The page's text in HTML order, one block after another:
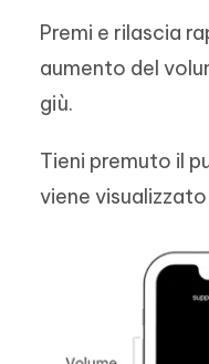
Premi e rilascia
aumento del
giù.
Tieni premuto il
viene